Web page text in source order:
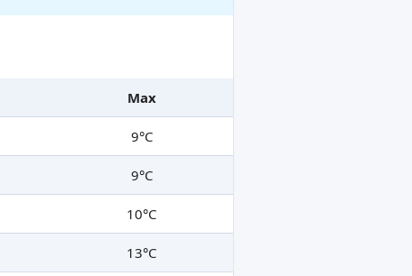
Max
9°C
9°C
10°C
13°C